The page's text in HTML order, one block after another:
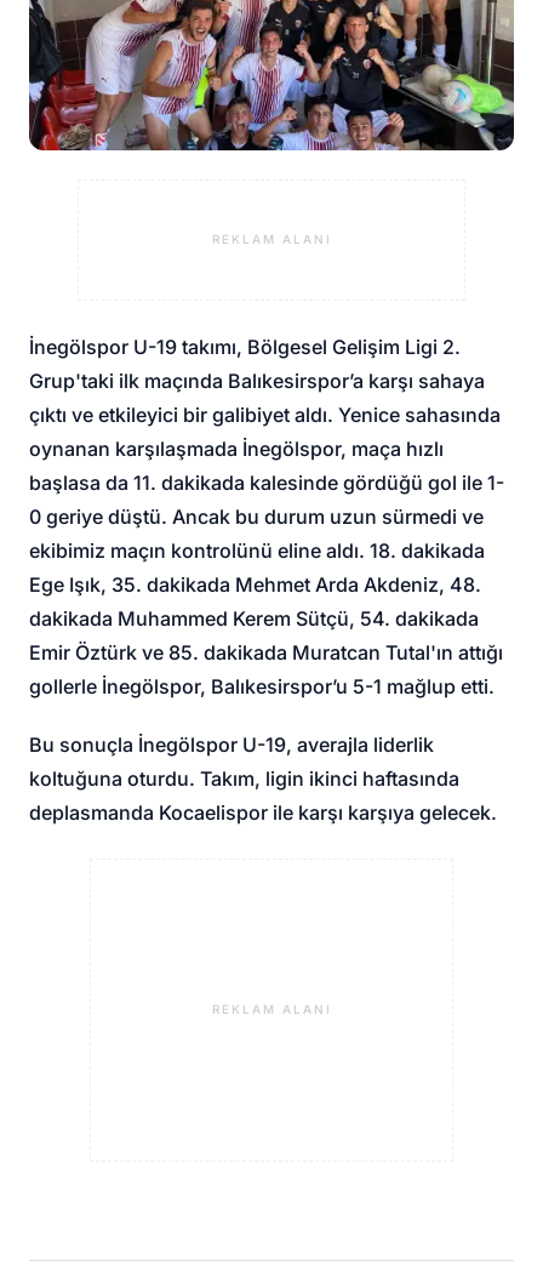
REKLAM ALANI
İnegölspor U-19 takımı, Bölgesel Gelişim Ligi 2.
Grup'taki ilk maçında Balıkesirspor’a karşı sahaya
çıktı ve etkileyici bir galibiyet aldı. Yenice sahasında
oynanan karşılaşmada İnegölspor, maça hızlı
başlasa da 11. dakikada kalesinde gördüğü gol ile 1-
0 geriye düştü. Ancak bu durum uzun sürmedi ve
ekibimiz maçın kontrolünü eline aldı. 18. dakikada
Ege Işık, 35. dakikada Mehmet Arda Akdeniz, 48.
dakikada Muhammed Kerem Sütçü, 54. dakikada
Emir Öztürk ve 85. dakikada Muratcan Tutal'ın attığı
gollerle İnegölspor, Balıkesirspor’u 5-1 mağlup etti.
Bu sonuçla İnegölspor U-19, averajla liderlik
koltuğuna oturdu. Takım, ligin ikinci haftasında
deplasmanda Kocaelispor ile karşı karşıya gelecek.
REKLAM ALANI